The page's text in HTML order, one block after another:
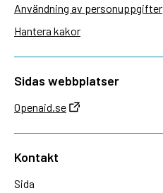
Användning av personuppgifter
Hantera kakor
Sidas webbplatser
Openaid.se
Kontakt
Sida